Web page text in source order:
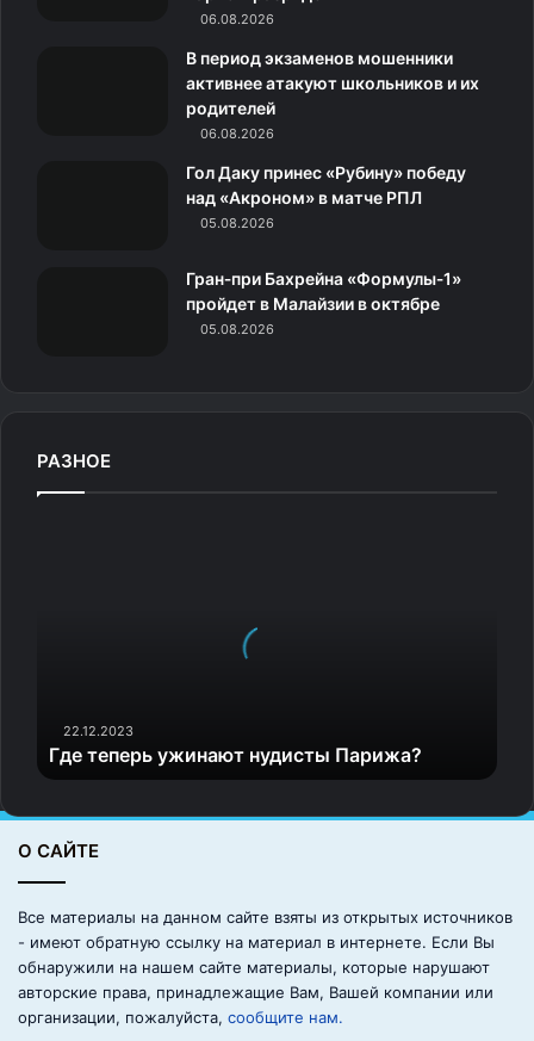
m
н
к
06.08.2026
В период экзаменов мошенники
активнее атакуют школьников и их
родителей
06.08.2026
Гол Даку принес «Рубину» победу
над «Акроном» в матче РПЛ
05.08.2026
Гран‑при Бахрейна «Формулы‑1»
пройдет в Малайзии в октябре
05.08.2026
РАЗНОЕ
ж
а
ю
н
у
д
и
с
22.12.2023
Где теперь ужинают нудисты Парижа?
О САЙТЕ
Все материалы на данном сайте взяты из открытых источников
- имеют обратную ссылку на материал в интернете. Если Вы
обнаружили на нашем сайте материалы, которые нарушают
авторские права, принадлежащие Вам, Вашей компании или
организации, пожалуйста, сообщите нам.